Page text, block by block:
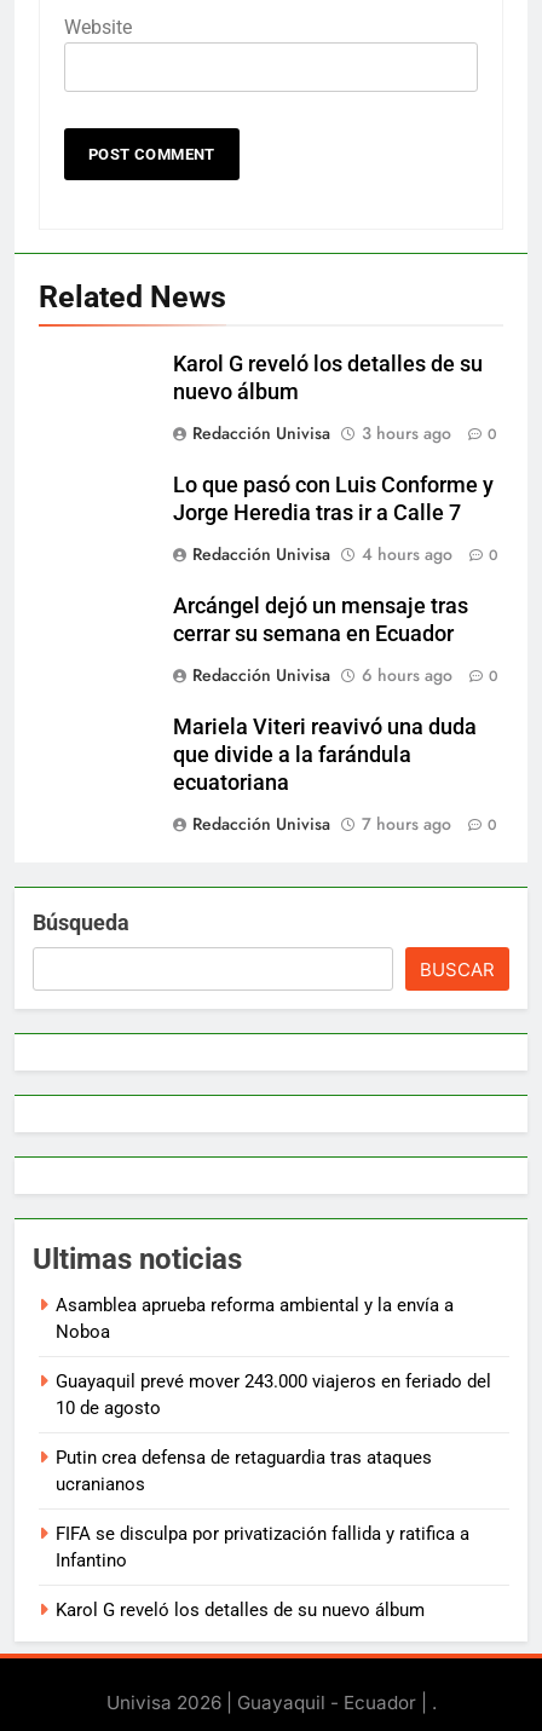
Website
Related News
Karol G reveló los detalles de su
nuevo álbum
Redacción Univisa
3 hours ago 0
Lo que pasó con Luis Conforme y
Jorge Heredia tras ir a Calle 7
Redacción Univisa
4 hours ago 0
Arcángel dejó un mensaje tras
cerrar su semana en Ecuador
Redacción Univisa
6 hours ago 0
Mariela Viteri reavivó una duda
que divide a la farándula
ecuatoriana
Redacción Univisa
7 hours ago 0
Búsqueda
BUSCAR
Ultimas noticias
Asamblea aprueba reforma ambiental y la envía a
Noboa
Guayaquil prevé mover 243.000 viajeros en feriado del
10 de agosto
Putin crea defensa de retaguardia tras ataques
ucranianos
FIFA se disculpa por privatización fallida y ratifica a
Infantino
Karol G reveló los detalles de su nuevo álbum
Univisa 2026 | Guayaquil - Ecuador | .